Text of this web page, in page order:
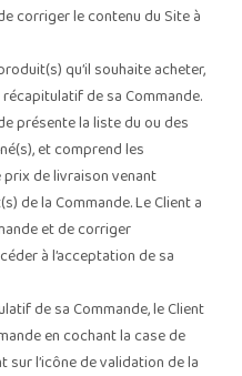
corriger le contenu du Site à
qu’il souhaite acheter,
de sa Commande.
présente la liste du ou des
et comprend les
de livraison venant
de la Commande. Le Client a
et de corriger
à l’acceptation de sa
de sa Commande, le Client
en cochant la case de
sur l’icône de validation de la